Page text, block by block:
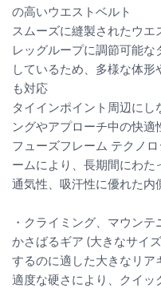
の高いウエストベルト
スムーズに縫製されたウ
レッグループに調節可能な
しているため、多様な体
も対応
タイインポイント周辺にし
ングやアプローチ中の快適
フューズフレーム テクノ
ームにより、長期間にわた
通気性、吸汗性に優れた内
・クライミング、マウン
かさばるギア (大きなサイ
するのに適した大きなリア
適度な硬さにより、クイッ